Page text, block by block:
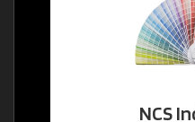
NCS